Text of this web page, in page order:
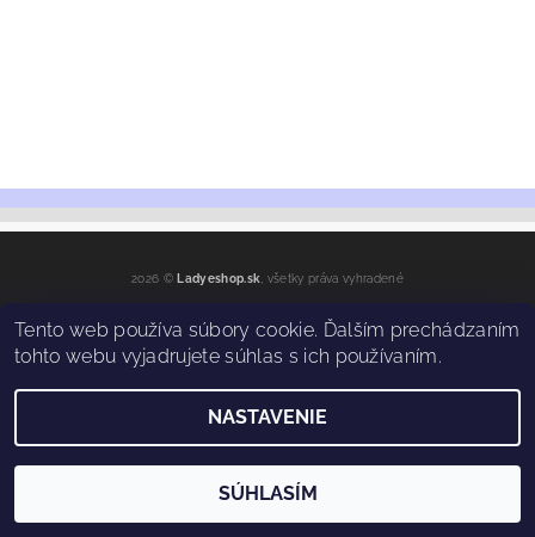
2026 © Ladyeshop.sk , všetky práva vyhradené
Vytvoril Shoptet
Tento web používa súbory cookie. Ďalším prechádzaním
tohto webu vyjadrujete súhlas s ich používaním.
NASTAVENIE
SÚHLASÍM